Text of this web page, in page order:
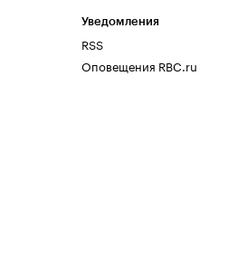
Уведомления
RSS
Оповещения RBC.ru